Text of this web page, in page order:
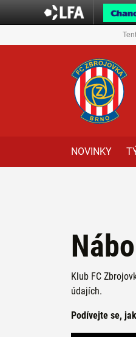
NOVINKY
Klub FC
údajích.
Podívejte se,